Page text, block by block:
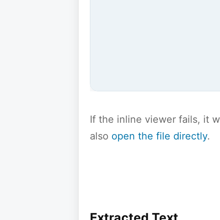
If the inline viewer fails, it
also open the file directly.